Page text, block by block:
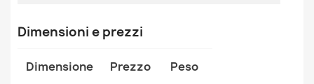
Tappeto MAROC labirinto, greco grigio / bianca Frange
berbero marocchino shaggy
Dimensioni e prezzi
Dimensione Prezzo Peso